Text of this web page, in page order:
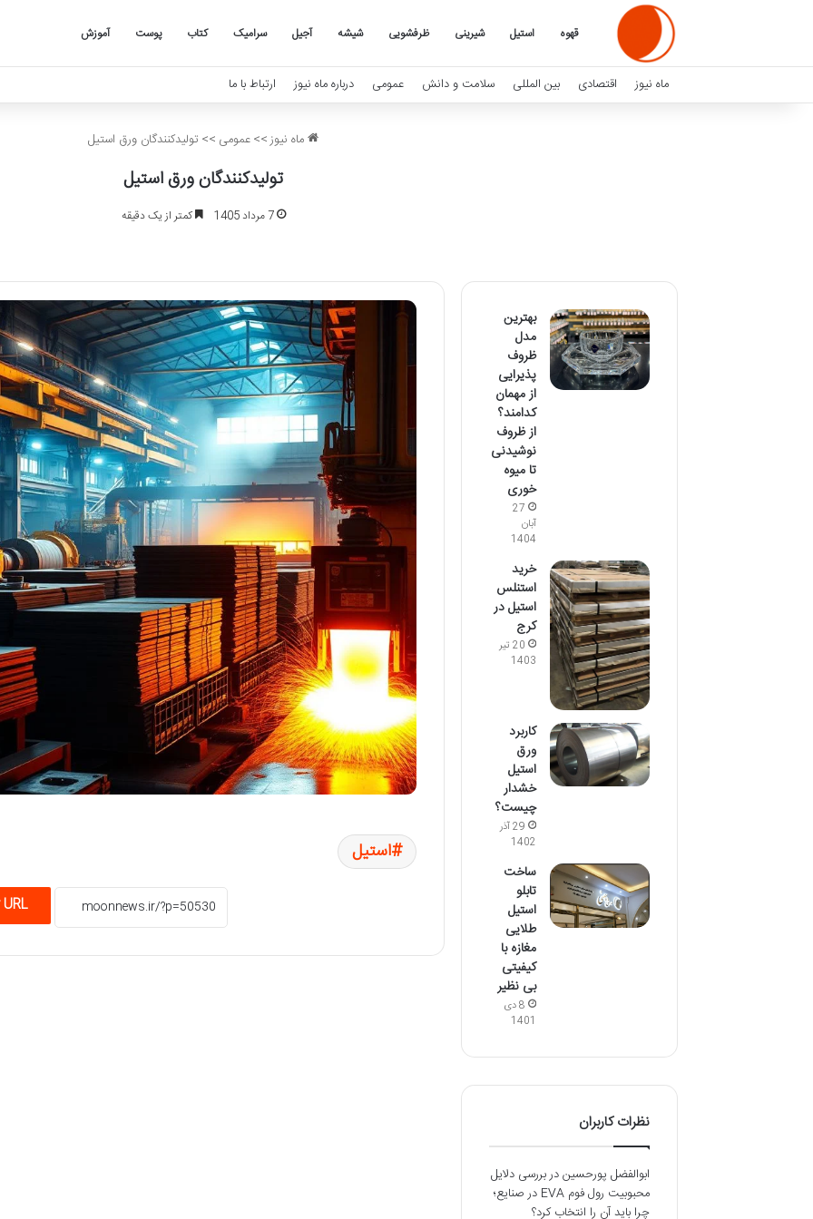
قهوه استیل شیرینی ظرفشویی شیشه آجیل سرامیک کتاب پوست آموزش
ماه نیوز اقتصادی بین المللی سلامت و دانش عمومی درباره ماه نیوز ارتباط با ما
ماه نیوز>>عمومی >> تولیدکنندگان ورق استیل
تولیدکنندگان ورق استیل
7 مرداد 1405 کمتر از یک دقیقه
استیل
بهترین
مدل
ظروف
پذیرایی
از مهمان
کدامند؟
از ظروف
نوشیدنی
تا میوه
خوری
27
آبان
1404
خرید
استنلس
استیل در
کرج
20 تیر
1403
کاربرد
ورق
استیل
خشدار
چیست؟
29 آذر
1402
ساخت
تابلو
استیل
طلایی
مغازه با
کیفیتی
بی نظیر
8 دی
1401
نظرات کاربران
ابوالفضل پورحسیندربررسی دلایل
محبوبیت رول فوم EVA در صنایع؛
چرا باید آن را انتخاب کرد؟